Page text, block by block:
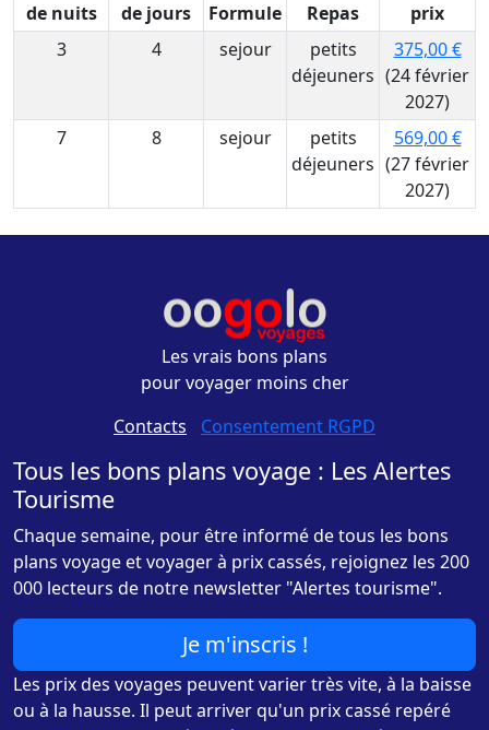
de nuits
de jours
Formule Repas
prix
3
4 sejour
petits
déjeuners
375,00 €
(24 février
2027)
7
8 sejour
petits
déjeuners
569,00 €
(27 février
2027)
Les vrais bons plans
pour voyager moins cher
Contacts - Consentement RGPD
Tous les bons plans voyage : Les Alertes
Tourisme
Chaque semaine, pour être informé de tous les bons
plans voyage et voyager à prix cassés, rejoignez les 200
000 lecteurs de notre newsletter "Alertes tourisme".
Je m'inscris !
Les prix des voyages peuvent varier très vite, à la baisse
ou à la hausse. Il peut arriver qu'un prix cassé repéré